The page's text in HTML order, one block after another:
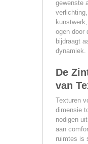
gewenste
ogen door
bijdraagt
dynamiek.
De
van
Texturen
dimensie
nodigen
aan
ruimtes is